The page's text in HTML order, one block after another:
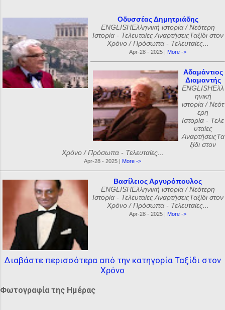
Οδυσσέας Δημητριάδης
ENGLISHΕλληνική ιστορία / Νεότερη
Ιστορία - Τελευταίες ΑναρτήσειςΤαξίδι στον
Χρόνο / Πρόσωπα - Τελευταίες...
Apr-28 - 2025 | More ->
Αδαμάντιος
Διαμαντής
ENGLISHΕλλ
ηνική
ιστορία / Νεότ
ερη
Ιστορία - Τελε
υταίες
ΑναρτήσειςΤα
ξίδι στον
Χρόνο / Πρόσωπα - Τελευταίες...
Apr-28 - 2025 | More ->
Βασίλειος Αργυρόπουλος
ENGLISHΕλληνική ιστορία / Νεότερη
Ιστορία - Τελευταίες ΑναρτήσειςΤαξίδι στον
Χρόνο / Πρόσωπα - Τελευταίες...
Apr-28 - 2025 | More ->
Διαβάστε περισσότερα από την κατηγορία Ταξίδι στον
Χρόνο
Φωτογραφία της Ημέρας